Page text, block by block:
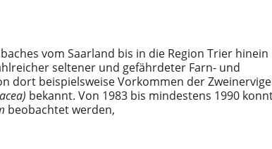
vom Saarland bis in die Region Trier hinein
seltener und gefährdeter Farn- und
dort beispielsweise Vorkommen der
bekannt. Von 1983 bis mindestens 1990
beobachtet werden,